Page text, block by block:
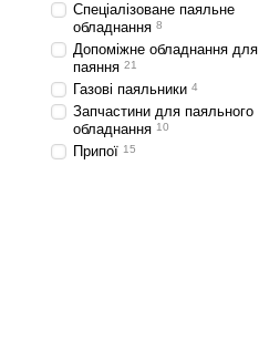
Спеціалізоване паяльне
обладнання 8
Допоміжне обладнання для
паяння 21
Газові паяльники 4
Запчастини для паяльного
обладнання 10
Припої 15